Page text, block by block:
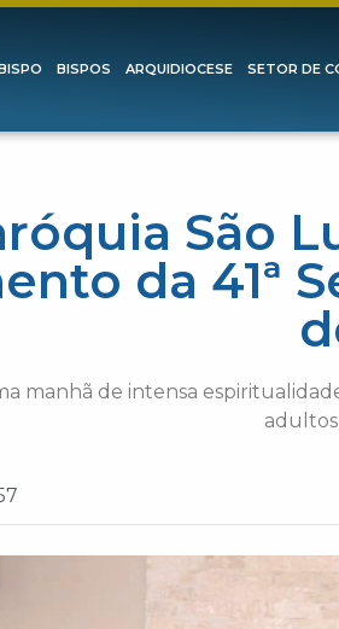
BISPOS ARQUIDIOCESE SETOR DE
São
da 41ª
manhã de intensa
adultos